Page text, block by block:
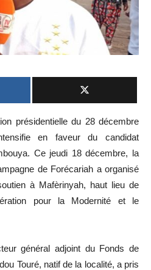
présidentielle du 28 décembre
en faveur du candidat
Ce jeudi 18 décembre, la
de Forécariah a organisé
à Mafèrinyah, haut lieu de
pour la Modernité et le
général adjoint du Fonds de
Touré, natif de la localité, a pris